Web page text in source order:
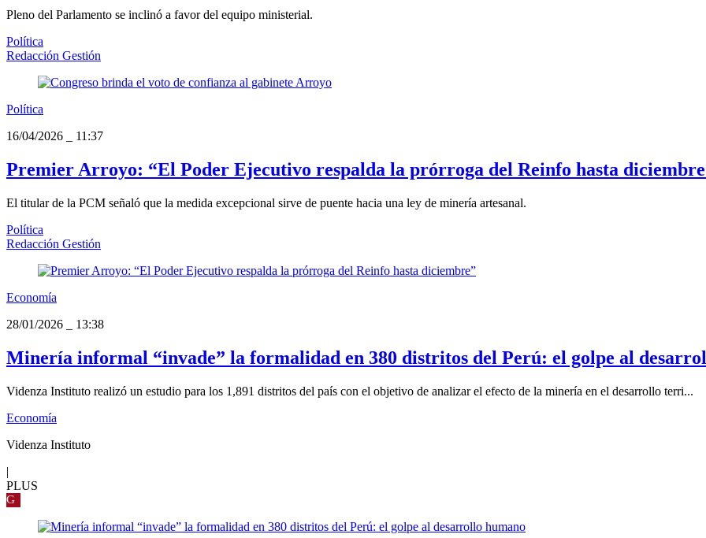
Pleno del Parlamento se inclinó a favor del equipo ministerial.
Política
Redacción Gestión
Política
16/04/2026
11:37
Premier Arroyo: “El Poder Ejecutivo respalda la prórroga del Reinfo hasta
El titular de la PCM señaló que la medida excepcional sirve de puente hacia una ley de minería artesanal.
Política
Redacción Gestión
Economía
28/01/2026
13:38
Minería informal “invade” la formalidad en 380 distritos del Perú: el golpe al
Videnza Instituto realizó un estudio para los 1,891 distritos del país con el objetivo de analizar el efecto de la minería en el desarrollo terri...
Economía
Videnza Instituto
|
PLUS
G